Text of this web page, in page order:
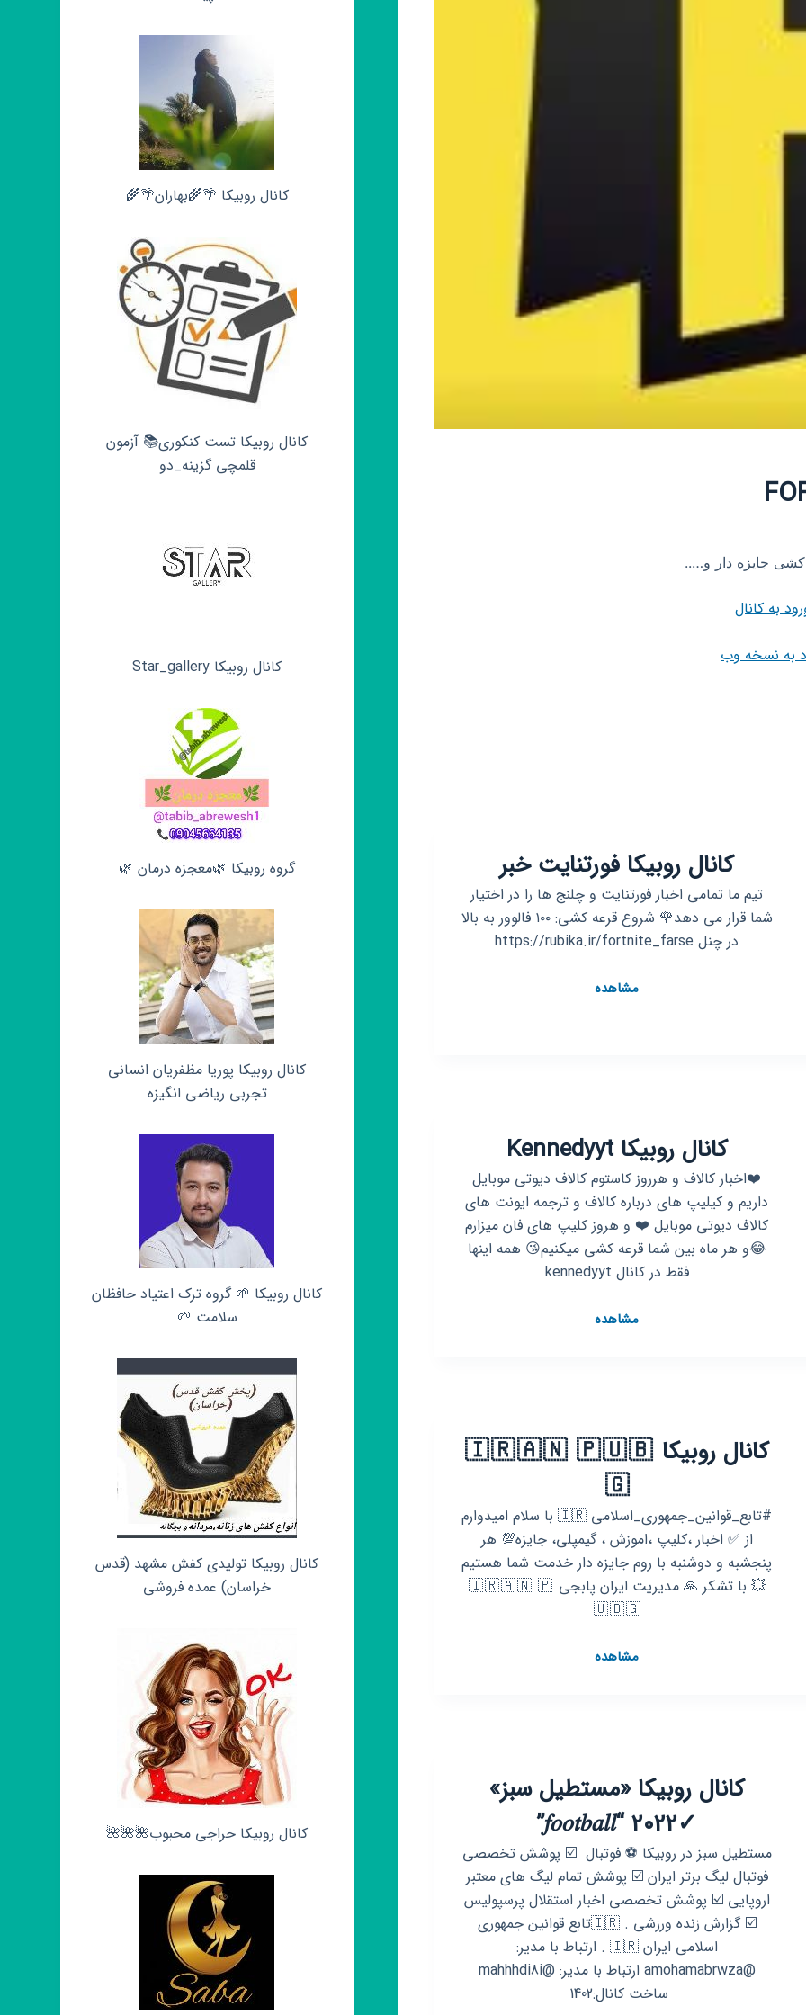
جایزه دار و…..
به کانال
به نسخه وب
کانال روبیکا فورتنایت خبر
تیم ما تمامی اخبار فورتنایت و چلنج ها را در اختیار
شما قرار می دهد🌹 شروع قرعه کشی: ۱۰۰ فالوور به بالا
در چنل https://rubika.ir/fortnite_farse
مشاهدهکانال
کانال روبیکا Kennedyyt
❤️اخبار کالاف و هرروز کاستوم کالاف دیوتی موبایل
داریم و کیلیپ های درباره کالاف و ترجمه ایونت های
کالاف دیوتی موبایل ❤️ و هروز کلیپ های فان میزارم
😂و هر ماه بین شما قرعه کشی میکنیم😘 همه اینها
فقط در کانال kennedyyt
مشاهدهکانال
کانال روبیکا 🇮 🇷 🇦 🇳 🇵 🇺 🇧
🇬
#تابع_قوانین_جمهوری_اسلامی 🇮🇷 با سلام امیدوارم
از ✅ اخبار ،کلیپ ،اموزش ، گیمپلی، جایزه💯 هر
پنجشبه و دوشنبه با روم جایزه دار خدمت شما هستیم
💥 با تشکر 🙏 مدیریت ایران پابجی 🇮 🇷 🇦 🇳 🇵
🇺 🇧 🇬
مشاهدهکانال
🇵
🇧
🇬
کانال روبیکا «مستطیل سبز»
✓2022 “𝑓𝑜𝑜𝑡𝑏𝑎𝑙𝑙”
مستطیل سبز در روبیکا ⚽ فوتبال ‌ ☑️ ‌پوشش تخصصی
فوتبال لیگ برتر ایران ☑️ پوشش تمام لیگ های معتبر
اروپایی ‌☑️ پوشش تخصصی اخبار استقلال پرسپولیس
‌☑️ گزارش زنده ورزشی . 🇮🇷تابع قوانین جمهوری
اسلامی ایران 🇮🇷 . ارتباط با مدیر:
@amohamabrwza‌‌ ‌ارتباط با مدیر: @mahhhdi8i
ساخت کانال:1402 ‌
کانال روبیکا 🌴🌾بهاران🌴🌾
کانال روبیکا تست کنکوری📚 آزمون
قلمچی‌‌ گزینه_دو
کانال روبیکا Star_gallery
گروه روبیکا 🌿معجزه درمان 🌿
کانال روبیکا پوریا مظفریان انسانی
تجربی ریاضی انگیزه
کانال روبیکا 🌱 گروه ترک اعتیاد حافظان
سلامت 🌱
کانال روبیکا تولیدی کفش مشهد (قدس
خراسان) عمده فروشی
کانال روبیکا حراجی محبوب🌺🌺🌺